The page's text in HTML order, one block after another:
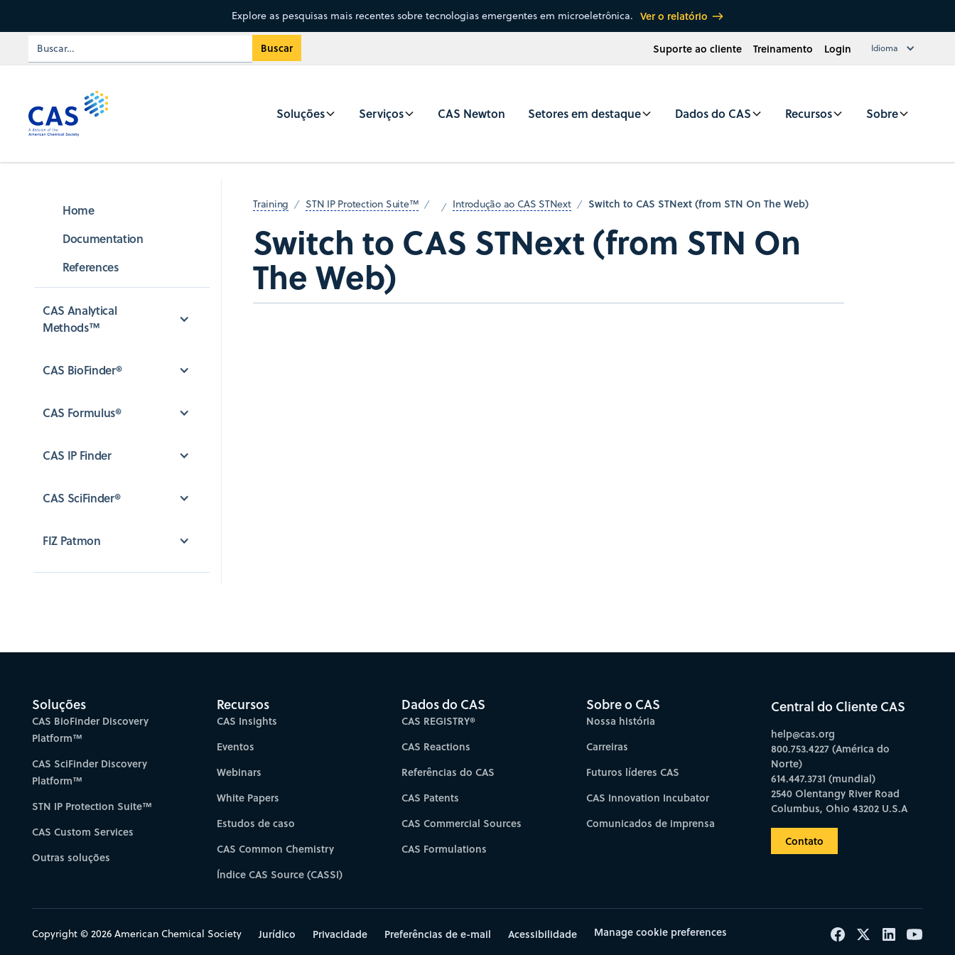
Explore as pesquisas mais recentes sobre tecnologias emergentes em microeletrônica. Ver o relatório
Suporte ao cliente Treinamento Login Idioma
Soluções Serviços CAS Newton Setores em destaque Dados do CAS Recursos Sobre
Home
Documentation
References
CAS Analytical
Methods™
CAS BioFinder®
CAS Formulus®
CAS IP Finder
CAS SciFinder®
FIZ Patmon
Training STN IP Protection Suite™ Introdução ao CAS STNext Switch to CAS STNext (from STN On The Web)
Switch to CAS STNext (from STN On
The Web)
Soluções
CAS BioFinder Discovery
Platform™
CAS SciFinder Discovery
Platform™
STN IP Protection Suite™
CAS Custom Services
Outras soluções
Recursos
CAS Insights
Eventos
Webinars
White Papers
Estudos de caso
CAS Common Chemistry
Índice CAS Source (CASSI)
Dados do CAS
CAS REGISTRY®
CAS Reactions
Referências do CAS
CAS Patents
CAS Commercial Sources
CAS Formulations
Sobre o CAS
Nossa história
Carreiras
Futuros líderes CAS
CAS Innovation Incubator
Comunicados de imprensa
Central do Cliente CAS
help@cas.org
800.753.4227 (América do
Norte)
614.447.3731 (mundial)
2540 Olentangy River Road
Columbus, Ohio 43202 U.S.A
Contato
Copyright © 2026 American Chemical Society Jurídico Privacidade Preferências de e-mail Acessibilidade Manage cookie preferences